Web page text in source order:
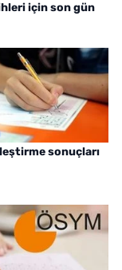
için son gün
sonuçları